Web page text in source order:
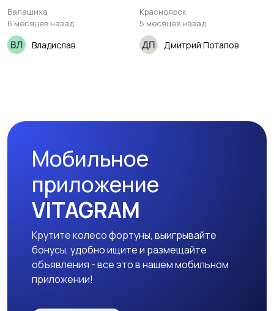
GA-3406
Балашиха
6 месяцев назад
Владислав
ватт, поддерживает
нагрев
Красноярск
5 месяцев назад
Дмитрий Потапов
Мобильное
приложение
VITAGRAM
Крутите колесо фортуны, выигрывайте
бонусы, удобно ищите и размещайте
объявления - все это в нашем мобильном
приложении!